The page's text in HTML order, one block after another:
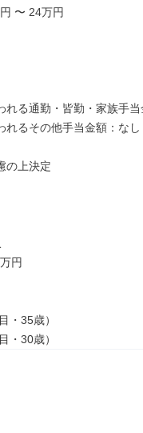
〜 24万円
れる通勤・皆勤・家族手当
れるその他手当金額：なし
の上決定
円
・35歳）
・30歳）